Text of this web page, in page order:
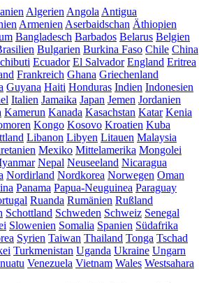
Algerien Angola Antigua
Armenien Aserbaidschan Äthiopien
Bangladesch Barbados Belarus Belgien
Bulgarien Burkina Faso Chile China
Ecuador El Salvador England Eritrea
Frankreich Ghana Griechenland
Guyana Haiti Honduras Indien Indonesien
Italien Jamaika Japan Jemen Jordanien
Kamerun Kanada Kasachstan Katar Kenia
Kongo Kosovo Kroatien Kuba
Libanon Libyen Litauen Malaysia
Mexiko Mittelamerika Mongolei
Nepal Neuseeland Nicaragua
Nordirland Nordkorea Norwegen Oman
Panama Papua-Neuguinea Paraguay
Ruanda Rumänien Rußland
Schottland Schweden Schweiz Senegal
Slowenien Somalia Spanien Südafrika
Syrien Taiwan Thailand Tonga Tschad
Turkmenistan Uganda Ukraine Ungarn
Venezuela Vietnam Wales Westsahara